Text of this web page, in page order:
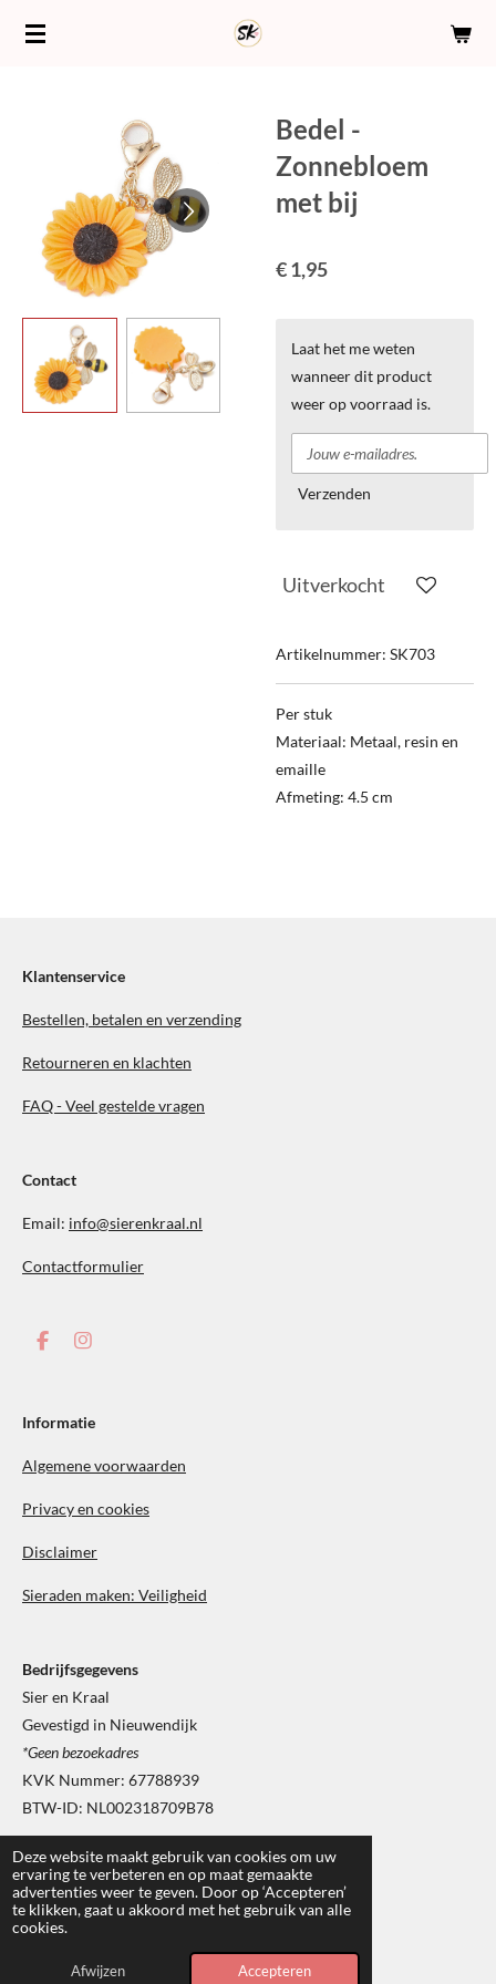
Deze website maakt gebruik van cookies om uw
ervaring te verbeteren en op maat gemaakte
advertenties weer te geven. Door op ‘Accepteren’
te klikken, gaat u akkoord met het gebruik van alle
cookies.
Afwijzen Accepteren
Ga
Bedel -
Zonnebloem
met bij
€ 1,95
Laat het me weten
wanneer dit product
weer op voorraad is.
Verzenden
Uitverkocht
Artikelnummer: SK703
Per stuk
Materiaal: Metaal, resin en
emaille
Afmeting: 4.5 cm
Klantenservice
Bestellen, betalen en verzending
Retourneren en klachten
FAQ - Veel gestelde vragen
Contact
Email: info@sierenkraal.nl
Contactformulier
F
b
k
I
a
a
Informatie
Algemene voorwaarden
Privacy en cookies
Disclaimer
Sieraden maken: Veiligheid
Bedrijfsgegevens
Sier en Kraal
Gevestigd in Nieuwendijk
*Geen bezoekadres
KVK Nummer: 67788939
BTW-ID: NL002318709B78